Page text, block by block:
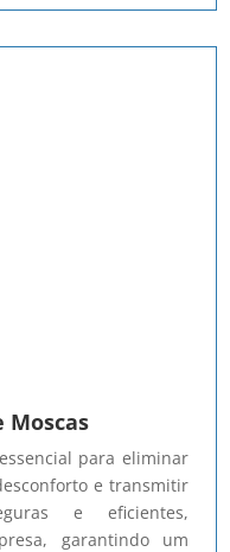
Moscas
para eliminar
e transmitir
e eficientes,
garantindo um